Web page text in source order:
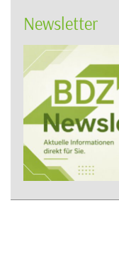
Newsletter